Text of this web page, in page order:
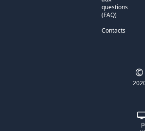
questions
(FAQ)
Contacts
©